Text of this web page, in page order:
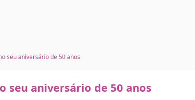
seu aniversário de 50 anos
seu aniversário de 50 anos